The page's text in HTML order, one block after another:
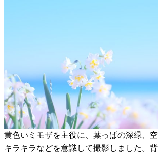
黄色いミモザを主役に、葉っぱの深緑、
キラキラなどを意識して撮影しました。